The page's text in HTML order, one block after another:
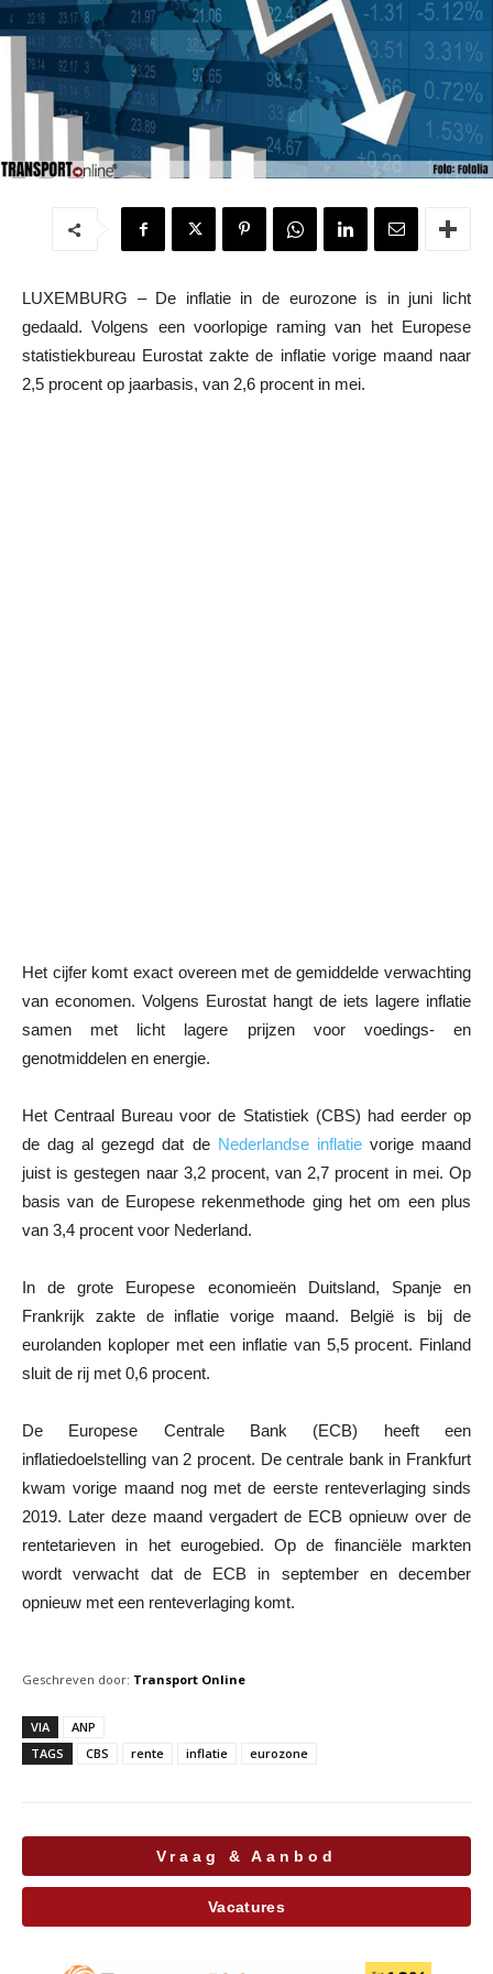
LUXEMBURG – De inflatie in de eurozone is in juni licht
gedaald. Volgens een voorlopige raming van het Europese
statistiekbureau Eurostat zakte de inflatie vorige maand naar
2,5 procent op jaarbasis, van 2,6 procent in mei.
Het cijfer komt exact overeen met de gemiddelde verwachting
van economen. Volgens Eurostat hangt de iets lagere inflatie
samen met licht lagere prijzen voor voedings- en
genotmiddelen en energie.
Het Centraal Bureau voor de Statistiek (CBS) had eerder op
de dag al gezegd dat de Nederlandse inflatievorige maand
juist is gestegen naar 3,2 procent, van 2,7 procent in mei. Op
basis van de Europese rekenmethode ging het om een plus
van 3,4 procent voor Nederland.
In de grote Europese economieën Duitsland, Spanje en
Frankrijk zakte de inflatie vorige maand. België is bij de
eurolanden koploper met een inflatie van 5,5 procent. Finland
sluit de rij met 0,6 procent.
De Europese Centrale Bank (ECB) heeft een
inflatiedoelstelling van 2 procent. De centrale bank in Frankfurt
kwam vorige maand nog met de eerste renteverlaging sinds
2019. Later deze maand vergadert de ECB opnieuw over de
rentetarieven in het eurogebied. Op de financiële markten
wordt verwacht dat de ECB in september en december
opnieuw met een renteverlaging komt.
Geschreven door: Transport Online
VIA
ANP
TAGS
CBS rente inflatie eurozone
Vraag & Aanbod
Vacatures